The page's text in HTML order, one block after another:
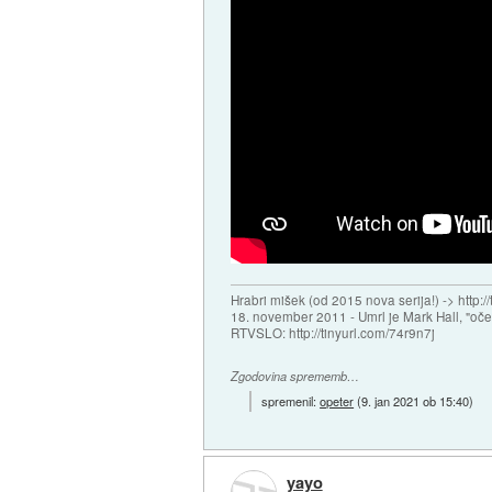
Hrabri mišek (od 2015 nova serija!) ->
18. november 2011 - Umrl je Mark Hall,
RTVSLO: http://tinyurl.com/74r9n7j
Zgodovina sprememb…
spremenil:opeter(9. jan 2021 ob 15:40)
yayo